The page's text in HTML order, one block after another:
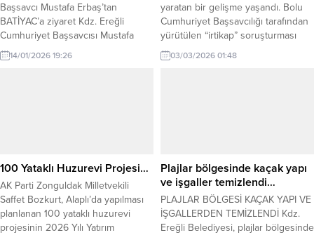
Başsavcı Mustafa Erbaş’tan
BATİYAC’a ziyaret Kdz. Ereğli
Cumhuriyet Başsavcısı Mustafa
Erbaş, 10 Ocak Çalışan Gazeteciler
Günü dolayısıyla Batı Karadeniz
bilgilendirilmesindeki önemli rolüne
dikkat çeken Erbaş, halkın haber...
14/01/2026 19:26
yaratan bir gelişme yaşandı. Bolu
Cumhuriyet Başsavcılığı tarafından
yürütülen “irtikap” soruşturması
kapsamında gözaltına alınan Bolu
Belediye Başkanı Tanju Özcan
hakkında tutuklama...
03/03/2026 01:48
100 Yataklı Huzurevi Projesi…
AK Parti Zonguldak Milletvekili
Saffet Bozkurt, Alaplı’da yapılması
planlanan 100 yataklı huzurevi
projesinin 2026 Yılı Yatırım
Plajlar bölgesinde kaçak yapı
ve işgaller temizlendi…
PLAJLAR BÖLGESİ KAÇAK YAPI VE
İŞGALLERDEN TEMİZLENDİ Kdz.
Ereğli Belediyesi, plajlar bölgesinde